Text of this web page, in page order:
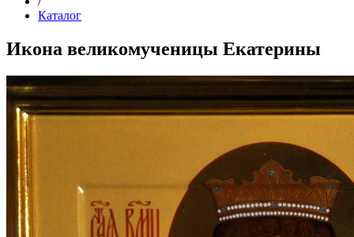
Каталог
Икона великомученицы Екатерины